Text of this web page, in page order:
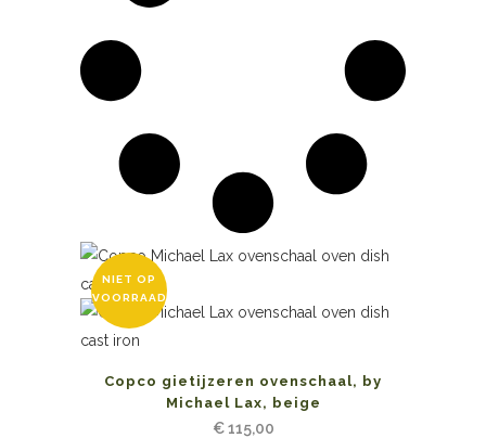
NIET OP
VOORRAAD
Copco gietijzeren ovenschaal, by
Michael Lax, beige
€115,00